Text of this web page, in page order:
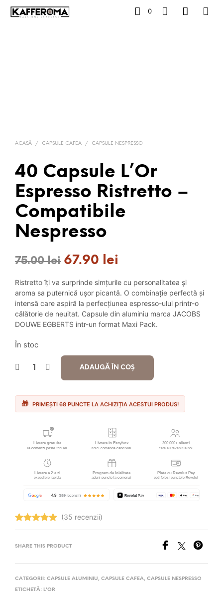
0
ACASĂ / CAPSULE CAFEA / CAPSULE NESPRESSO
40 Capsule L’Or
Espresso Ristretto –
Compatibile
Nespresso
75.00lei Prețul
inițial
a
fost:
75.00 lei.
67.90 lei
este:
67.90 lei.
Ristretto îți va surprinde simțurile cu personalitatea și
aroma sa puternică ușor picantă. O combinație perfectă și
intensă care aspiră la perfecțiunea espresso-ului printr-o
călătorie de neuitat. Capsule din aluminiu marca JACOBS
DOUWE EGBERTS intr-un format Maxi Pack.
În stoc
ADAUGĂ ÎN COȘ
PRIMEȘTI 68 PUNCTE LA ACHIZIȚIA ACESTUI PRODUS!
Evaluat la
din 5
(35 recenzii)
SHARE THIS PRODUCT
CATEGORII: CAPSULE ALUMINIU, CAPSULE CAFEA, CAPSULE NESPRESSO
ETICHETĂ: L'OR